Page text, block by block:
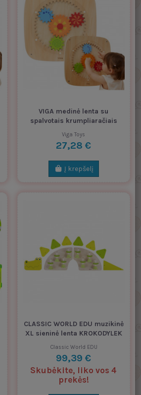
VIGA medinė lenta su
spalvotais krumpliaračiais
Viga Toys
27,28 €
Į krepšelį
CLASSIC WORLD EDU muzikinė
XL sieninė lenta KROKODYLEK
Classic World EDU
99,39 €
Skubėkite, liko vos 4
prekės!